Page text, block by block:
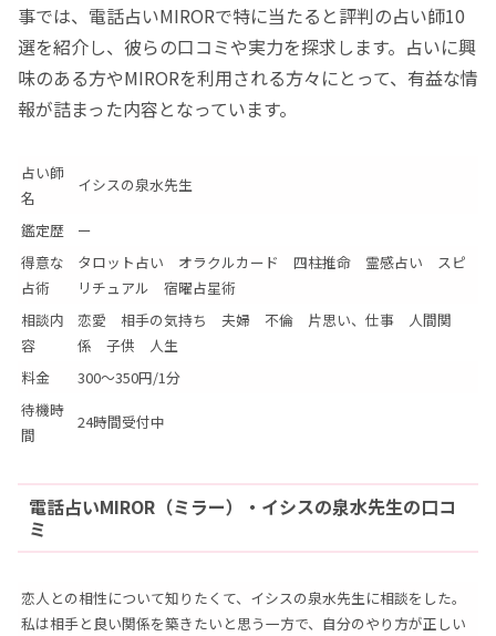
事では、電話占いMIRORで特に当たると評判の占い師10
選を紹介し、彼らの口コミや実力を探求します。占いに興
味のある方やMIRORを利用される方々にとって、有益な情
報が詰まった内容となっています。
占い師
名
イシスの泉水先生
鑑定歴
ー
得意な
占術
タロット占い オラクルカード 四柱推命 霊感占い スピ
リチュアル 宿曜占星術
相談内
容
恋愛 相手の気持ち 夫婦 不倫 片思い、仕事 人間関
係 子供 人生
料金
300～350円/1分
待機時
間
24時間受付中
電話占いMIROR（ミラー）・イシスの泉水先生の口コ
ミ
恋人との相性について知りたくて、イシスの泉水先生に相談をした。
私は相手と良い関係を築きたいと思う一方で、自分のやり方が正しい